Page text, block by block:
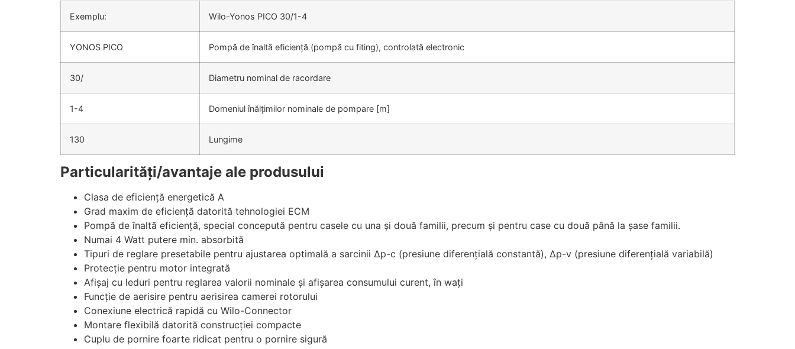
Exemplu: Wilo-Yonos PICO 30/1-4
YONOS PICO Pompă de înaltă eficienţă (pompă cu fiting), controlată electronic
30/ Diametru nominal de racordare
1-4 Domeniul înălţimilor nominale de pompare [m]
130 Lungime
Particularităţi/avantaje ale produsului
Clasa de eficienţă energetică A
Grad maxim de eficienţă datorită tehnologiei ECM
Pompă de înaltă eficienţă, special concepută pentru casele cu una şi două familii, precum şi pentru case cu două până la şase familii.
Numai 4 Watt putere min. absorbită
Tipuri de reglare presetabile pentru ajustarea optimală a sarcinii Δp-c (presiune diferenţială constantă), Δp-v (presiune diferenţială variabilă)
Protecţie pentru motor integrată
Afişaj cu leduri pentru reglarea valorii nominale şi afişarea consumului curent, în waţi
Funcţie de aerisire pentru aerisirea camerei rotorului
Conexiune electrică rapidă cu Wilo-Connector
Montare flexibilă datorită construcţiei compacte
Cuplu de pornire foarte ridicat pentru o pornire sigură